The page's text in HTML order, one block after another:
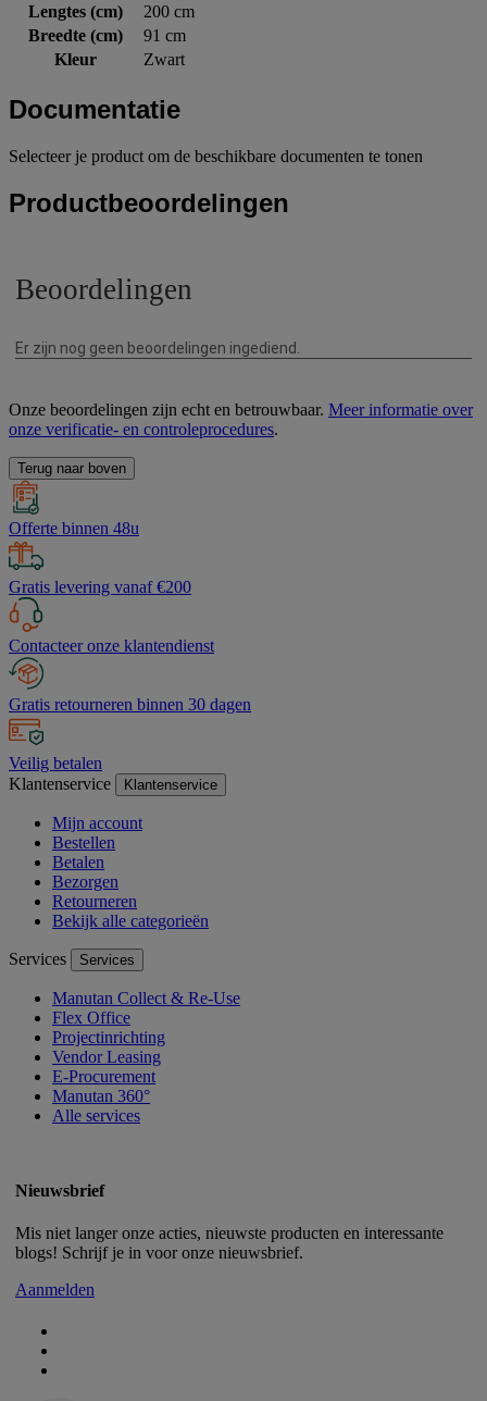
Lengtes (cm)
200 cm
Breedte (cm)
91 cm
Kleur
Zwart
Documentatie
Selecteer je product om de beschikbare documenten te tonen
Productbeoordelingen
Onze beoordelingen zijn echt en betrouwbaar. Meer informatie over
onze verificatie- en controleprocedures.
Terug naar boven
Offerte binnen 48u
Gratis levering vanaf €200
Contacteer onze klantendienst
Gratis retourneren binnen 30 dagen
Veilig betalen
Klantenservice
Klantenservice
Mijn account
Bestellen
Betalen
Bezorgen
Retourneren
Bekijk alle categorieën
Services Services
Manutan Collect & Re-Use
Flex Office
Projectinrichting
Vendor Leasing
E-Procurement
Manutan 360°
Alle services
Nieuwsbrief
Mis niet langer onze acties, nieuwste producten en interessante
blogs! Schrijf je in voor onze nieuwsbrief.
Aanmelden